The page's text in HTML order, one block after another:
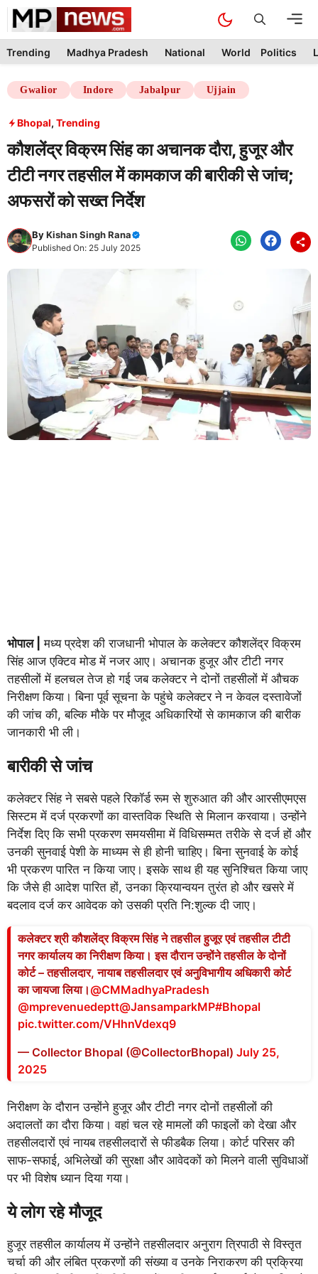
Skip
content
Trending Madhya Pradesh National World Politics
Gwalior Indore Jabalpur Ujjain
Bhopal, Trending
कौशलेंद्र विक्रम सिंह का अचानक दौरा, हुजूर और
टीटी नगर तहसील में कामकाज की बारीकी से जांच;
अफसरों को सख्त निर्देश
ByKishan Singh Rana
Published On: 25 July 2025
भोपाल |
मध्य प्रदेश की राजधानी भोपाल के कलेक्टर कौशलेंद्र विक्रम
सिंह आज एक्टिव मोड में नजर आए। अचानक हुजूर और टीटी नगर
तहसीलों में हलचल तेज हो गई जब कलेक्टर ने दोनों तहसीलों में औचक
निरीक्षण किया। बिना पूर्व सूचना के पहुंचे कलेक्टर ने न केवल दस्तावेजों
की जांच की, बल्कि मौके पर मौजूद अधिकारियों से कामकाज की बारीक
जानकारी भी ली।
बारीकी से जांच
कलेक्टर सिंह ने सबसे पहले रिकॉर्ड रूम से शुरुआत की और आरसीएमएस
सिस्टम में दर्ज प्रकरणों का वास्तविक स्थिति से मिलान करवाया। उन्होंने
निर्देश दिए कि सभी प्रकरण समयसीमा में विधिसम्मत तरीके से दर्ज हों और
उनकी सुनवाई पेशी के माध्यम से ही होनी चाहिए। बिना सुनवाई के कोई
भी प्रकरण पारित न किया जाए। इसके साथ ही यह सुनिश्चित किया जाए
कि जैसे ही आदेश पारित हों, उनका क्रियान्वयन तुरंत हो और खसरे में
बदलाव दर्ज कर आवेदक को उसकी प्रति नि:शुल्क दी जाए।
कलेक्टर श्री कौशलेंद्र विक्रम सिंह ने तहसील हुजूर एवं तहसील टीटी
नगर कार्यालय का निरीक्षण किया। इस दौरान उन्होंने तहसील के दोनों
कोर्ट – तहसीलदार, नायाब तहसीलदार एवं अनुविभागीय अधिकारी कोर्ट
का जायजा लिया। @CMMadhyaPradesh
@mprevenuedeptt@JansamparkMP#Bhopal
pic.twitter.com/VHhnVdexq9
— Collector Bhopal (@CollectorBhopal) July 25,
2025
निरीक्षण के दौरान उन्होंने हुजूर और टीटी नगर दोनों तहसीलों की
अदालतों का दौरा किया। वहां चल रहे मामलों की फाइलों को देखा और
तहसीलदारों एवं नायब तहसीलदारों से फीडबैक लिया। कोर्ट परिसर की
साफ-सफाई, अभिलेखों की सुरक्षा और आवेदकों को मिलने वाली सुविधाओं
पर भी विशेष ध्यान दिया गया।
ये लोग रहे मौजूद
हुजूर तहसील कार्यालय में उन्होंने तहसीलदार अनुराग त्रिपाठी से विस्तृत
चर्चा की और लंबित प्रकरणों की संख्या व उनके निराकरण की प्रक्रिया